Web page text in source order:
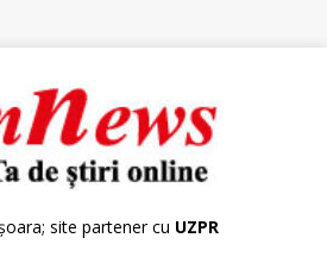
site partener cu UZPR